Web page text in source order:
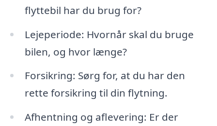
flyttebil har du brug for?
Lejeperiode: Hvornår skal du bruge
bilen, og hvor længe?
Forsikring: Sørg for, at du har den
rette forsikring til din flytning.
Afhentning og aflevering: Er der